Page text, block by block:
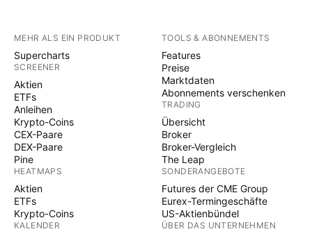
MEHR ALS EIN PRODUKT
Supercharts
SCREENER
Aktien
ETFs
Anleihen
Krypto-Coins
CEX-Paare
DEX-Paare
Pine
HEATMAPS
Aktien
ETFs
Krypto-Coins
KALENDER
TOOLS & ABONNEMENTS
Features
Preise
Marktdaten
Abonnements verschenken
TRADING
Übersicht
Broker
Broker-Vergleich
The Leap
SONDERANGEBOTE
Futures der CME Group
Eurex-Termingeschäfte
US-Aktienbündel
ÜBER DAS UNTERNEHMEN